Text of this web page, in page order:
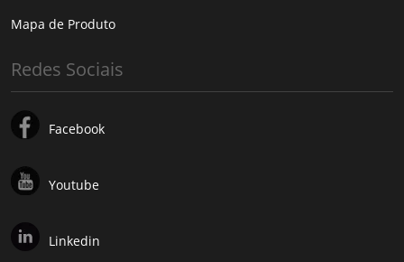
Mapa de Produto
Redes Sociais
Facebook
Youtube
Linkedin